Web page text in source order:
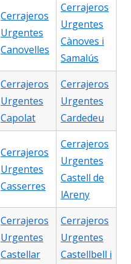
Cerrajeros
Urgentes
Canovelles
Cerrajeros
Urgentes
Cànoves i
Samalús
Cerrajeros
Urgentes
Capolat
Cerrajeros
Urgentes
Cardedeu
Cerrajeros
Urgentes
Casserres
Cerrajeros
Urgentes
Castell de
lAreny
Cerrajeros
Urgentes
Castellar
Cerrajeros
Urgentes
Castellbell i